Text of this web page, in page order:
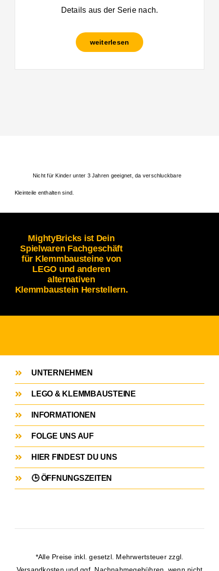
Details aus der Serie nach.
weiterlesen
Nicht für Kinder unter 3 Jahren geeignet, da verschluckbare
Kleinteile enthalten sind.
MightyBricks ist Dein
Spielwaren Fachgeschäft
für Klemmbausteine von
LEGO und anderen
alternativen
Klemmbaustein Herstellern.
UNTERNEHMEN
LEGO & KLEMMBAUSTEINE
INFORMATIONEN
FOLGE UNS AUF
HIER FINDEST DU UNS
🕒 ÖFFNUNGSZEITEN
*Alle Preise inkl. gesetzl. Mehrwertsteuer zzgl.
Versandkosten und ggf. Nachnahmegebühren, wenn nicht